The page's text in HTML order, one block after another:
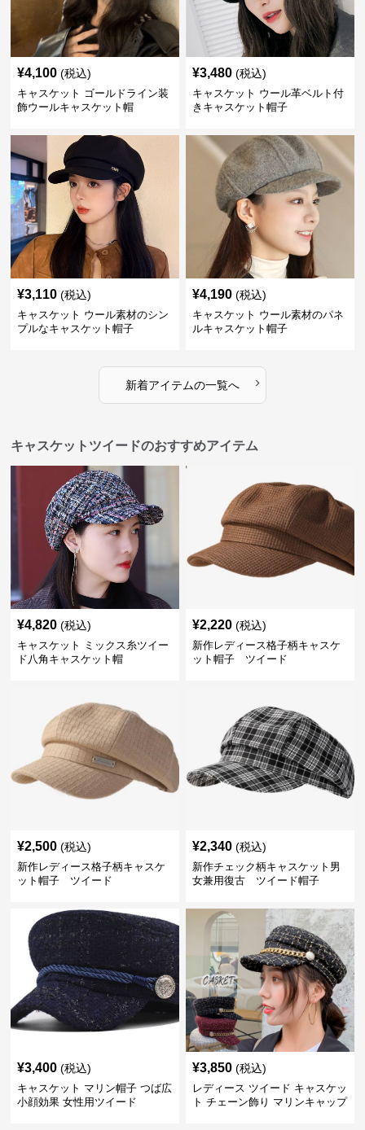
¥4,100 (税込)
キャスケット ゴールドライン装
飾ウールキャスケット帽
¥3,480 (税込)
キャスケット ウール革ベルト付
きキャスケット帽子
¥3,110 (税込)
キャスケット ウール素材のシン
プルなキャスケット帽子
¥4,190 (税込)
キャスケット ウール素材のパネ
ルキャスケット帽子
新着アイテムの一覧へ ›
キャスケットツイードのおすすめアイテム
¥4,820 (税込)
キャスケット ミックス糸ツイー
ド八角キャスケット帽
¥2,220 (税込)
新作レディース格子柄キャスケ
ット帽子 ツイード
¥2,500 (税込)
新作レディース格子柄キャスケ
ット帽子 ツイード
¥2,340 (税込)
新作チェック柄キャスケット男
女兼用復古 ツイード帽子
¥3,400 (税込)
キャスケット マリン帽子 つば広
小顔効果 女性用ツイード
¥3,850 (税込)
レディース ツイード キャスケッ
ト チェーン飾り マリンキャップ